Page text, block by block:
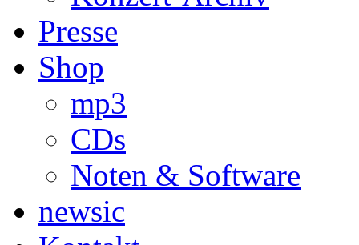
Presse
Shop
mp3
CDs
Noten & Software
newsic